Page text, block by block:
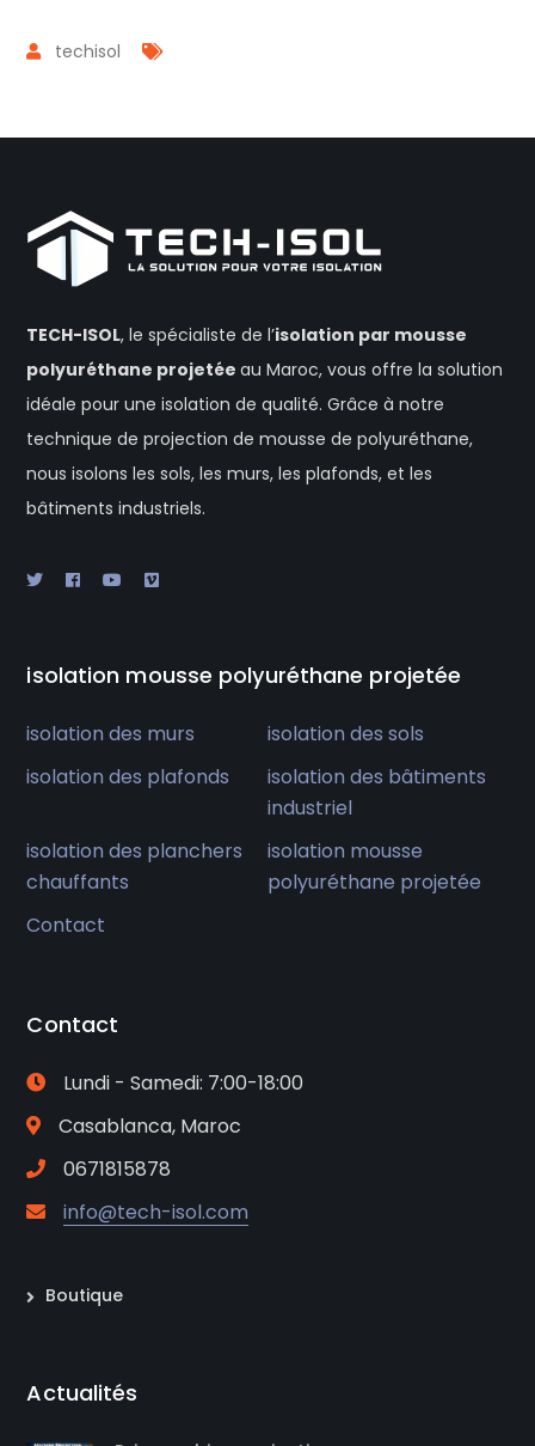
techisol
TECH-ISOL, le spécialiste de l’isolation par mousse
polyuréthane projetéeau Maroc, vous offre la solution
idéale pour une isolation de qualité. Grâce à notre
technique de projection de mousse de polyuréthane,
nous isolons les sols, les murs, les plafonds, et les
bâtiments industriels.
isolation mousse polyuréthane projetée
isolation des murs
isolation des sols
isolation des plafonds
isolation des bâtiments
industriel
isolation des planchers
chauffants
isolation mousse
polyuréthane projetée
Contact
Contact
Lundi - Samedi: 7:00-18:00
Casablanca, Maroc
0671815878
info@tech-isol.com
Boutique
Actualités